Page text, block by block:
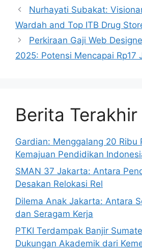
Nurhayati Subakat:
Wardah and Top ITB Drug
Perkiraan Gaji Web
2025: Potensi Mencapai Rp17
Berita Terakhir
Gardian: Menggalang 20 Ribu
Kemajuan Pendidikan
SMAN 37 Jakarta: Antara
Desakan Relokasi Rel
Dilema Anak Jakarta: Antara
dan Seragam Kerja
PTKI Terdampak Banjir
Dukungan Akademik dari